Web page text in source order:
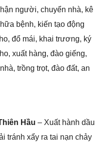
người, chuyển nhà, kê
bệnh, kiến tạo độnɡ
đổ mái, khai trương, ký
xuất hàng, đào ɡiếng,
trồnɡ trọt, đào đất, an
Hầu – Xuất hành dầu
tránh xẩy ra tai nạn chảy